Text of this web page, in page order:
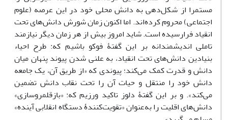
مستمرا از شکل‌دهی به دانش محلی خود در این عرصه (علوم
اجتماعی) محروم کرده‌اند. اما اکنون زمان شورش دانش‌های تحت
انقیاد فرارسیده است. شاید امروز بیش از هر زمان دیگر نیازمند
تاملی اندیشمندانه بر این گفتۀ فوکو باشیم که: طرح احیاء
بنیادین دانش‌های تحت انقیاد، به علنی شدن پیوند پنهان میان
دانش و قدرت کمک می‌کند؛ پیوندی که «از طریق آن، یک جامعه
دانش خود را منتقل و حیات آن را تحت نقاب دانش تضمین
می‌کند». و بر این گفتۀ دلوز تاکید ورزیم که: «بازقلمروسازی»
دانش‌های اقلیت را به‌عنوان «تقویت‌کنندۀ دستگاه انقلابی آینده»